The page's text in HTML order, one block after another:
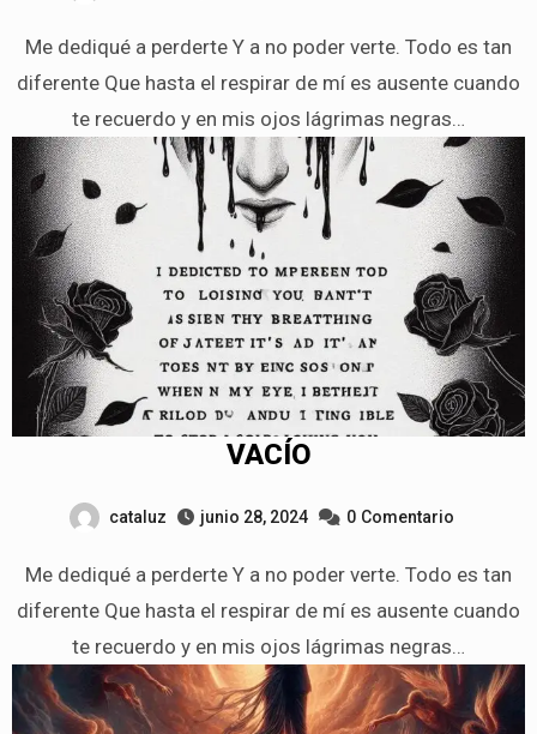
Me dediqué a perderte Y a no poder verte. Todo es tan
diferente Que hasta el respirar de mí es ausente cuando
te recuerdo y en mis ojos lágrimas negras…
VACÍO
cataluz junio 28, 2024 0 Comentario
Me dediqué a perderte Y a no poder verte. Todo es tan
diferente Que hasta el respirar de mí es ausente cuando
te recuerdo y en mis ojos lágrimas negras…